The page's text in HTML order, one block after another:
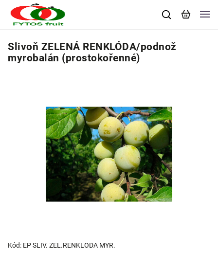
Slivoň ZELENÁ RENKLÓDA/podnož
myrobalán (prostokořenné)
Kód: EP SLIV. ZEL.RENKLODA MYR.